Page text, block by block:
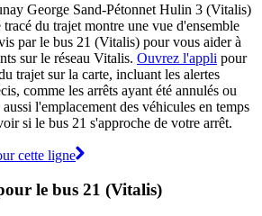
George Sand-Pétonnet Hulin 3 (Vitalis)
du trajet montre une vue d'ensemble
par le bus 21 (Vitalis) pour vous aider à
sur le réseau Vitalis. Ouvrez l'appli pour
trajet sur la carte, incluant les alertes
comme les arrêts ayant été annulés ou
l'emplacement des véhicules en temps
si le bus 21 s'approche de votre arrêt.
cette ligne
le bus 21 (Vitalis)